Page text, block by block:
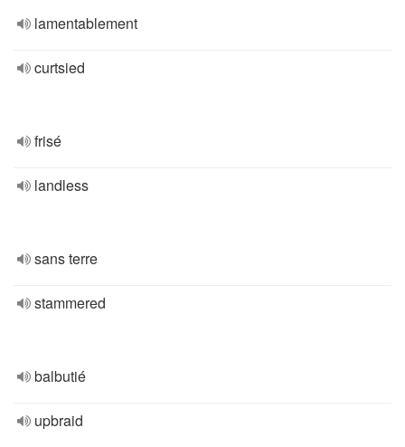
lamentablement
curtsied
frisé
landless
sans terre
stammered
balbutié
upbraid